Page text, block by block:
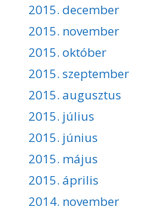
2015. december
2015. november
2015. október
2015. szeptember
2015. augusztus
2015. július
2015. június
2015. május
2015. április
2014. november